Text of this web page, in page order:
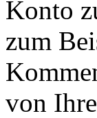
Konto
zum
von